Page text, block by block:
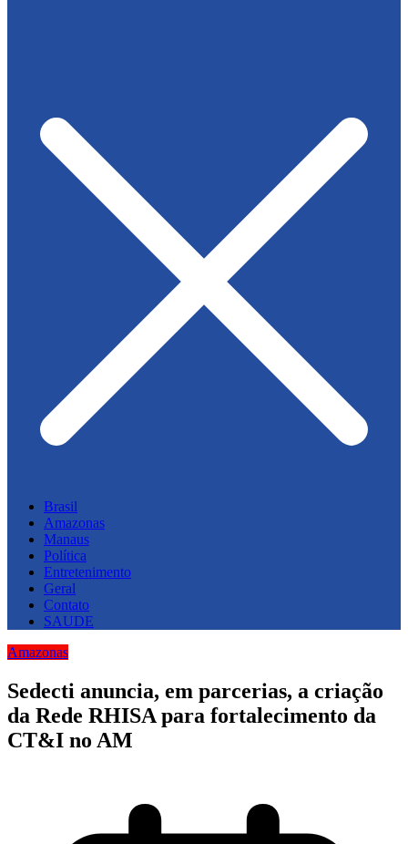
Brasil
Amazonas
Manaus
Política
Entretenimento
Geral
Contato
SAUDE
Amazonas
Sedecti anuncia, em parcerias, a criação
da Rede RHISA para fortalecimento da
CT&I no AM